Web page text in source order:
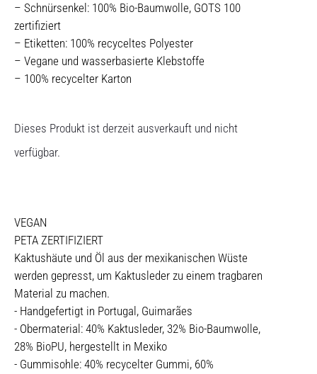
– Schnürsenkel: 100% Bio-Baumwolle, GOTS 100
zertifiziert
– Etiketten: 100% recyceltes Polyester
– Vegane und wasserbasierte Klebstoffe
– 100% recycelter Karton
Dieses Produkt ist derzeit ausverkauft und nicht
verfügbar.
VEGAN
PETA ZERTIFIZIERT
Kaktushäute und Öl aus der mexikanischen Wüste
werden gepresst, um Kaktusleder zu einem tragbaren
Material zu machen.
- Handgefertigt in Portugal, Guimarães
- Obermaterial: 40% Kaktusleder, 32% Bio-Baumwolle,
28% BioPU, hergestellt in Mexiko
- Gummisohle: 40% recycelter Gummi, 60%